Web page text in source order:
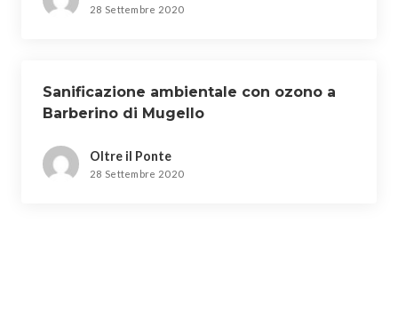
28 Settembre 2020
Sanificazione ambientale con ozono a
Barberino di Mugello
Oltre il Ponte
28 Settembre 2020